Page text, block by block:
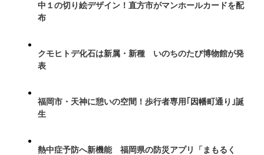
中１の切り絵デザイン！直方市がマンホールカードを配
布
クモヒトデ化石は新属・新種 いのちのたび博物館が発
表
福岡市・天神に憩いの空間！歩行者専用｢因幡町通り｣誕
生
熱中症予防へ新機能 福岡県の防災アプリ「まもるく